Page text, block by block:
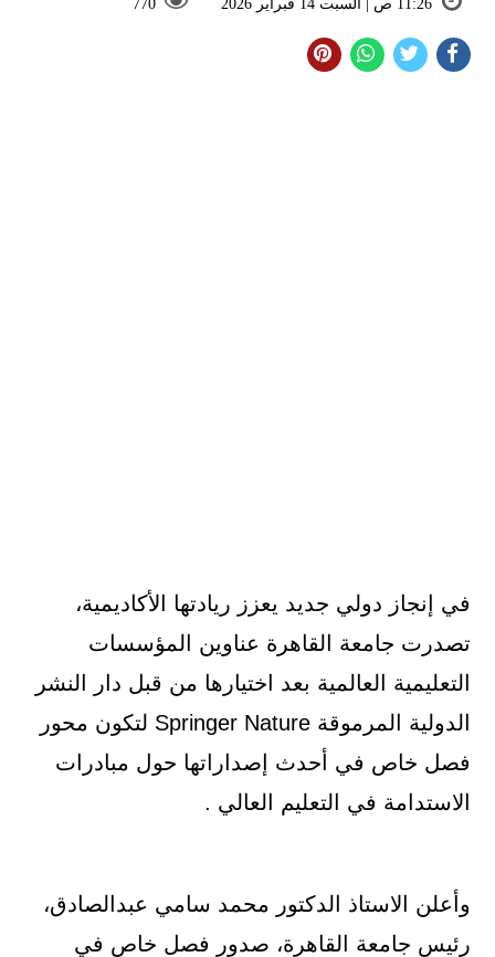
11:26 ص | السبت 14 فبراير 2026 770
في إنجاز دولي جديد يعزز ريادتها الأكاديمية،
تصدرت جامعة القاهرة عناوين المؤسسات
التعليمية العالمية بعد اختيارها من قبل دار النشر
الدولية المرموقة Springer Nature لتكون محور
فصل خاص في أحدث إصداراتها حول مبادرات
الاستدامة في التعليم العالي .
وأعلن الاستاذ الدكتور محمد سامي عبدالصادق،
رئيس جامعة القاهرة، صدور فصل خاص في